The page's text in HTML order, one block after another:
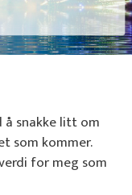
snakke litt om
som kommer.
for meg som